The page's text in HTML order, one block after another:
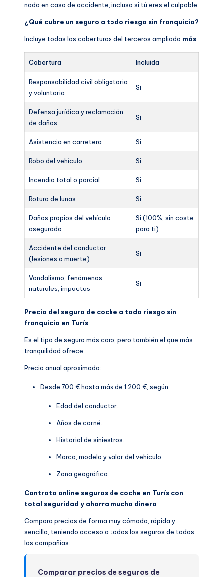
nada en caso de accidente, incluso si tú eres el culpable.
¿Qué cubre un seguro a todo riesgo sin franquicia?
Incluye todas las coberturas del terceros ampliado más:
Cobertura Incluida
Responsabilidad civil obligatoria
y voluntaria
Si
Defensa jurídica y reclamación
de daños
Si
Asistencia en carretera Si
Robo del vehículo Si
Incendio total o parcial Si
Rotura de lunas Si
Daños propios del vehículo
asegurado
Si (100%, sin coste
para ti)
Accidente del conductor
(lesiones o muerte)
Si
Vandalismo, fenómenos
naturales, impactos
Si
Precio del seguro de coche a todo riesgo sin
franquicia en Turís
Es el tipo de seguro más caro, pero también el que más
tranquilidad ofrece.
Precio anual aproximado:
Desde 700 € hasta más de 1.200 €, según:
Edad del conductor.
Años de carné.
Historial de siniestros.
Marca, modelo y valor del vehículo.
Zona geográfica.
Contrata online seguros de coche en Turís con
total seguridad y ahorra mucho dinero
Compara precios de forma muy cómoda, rápida y
sencilla, teniendo acceso a todos los seguros de todas
las compañías:
Comparar precios de seguros de